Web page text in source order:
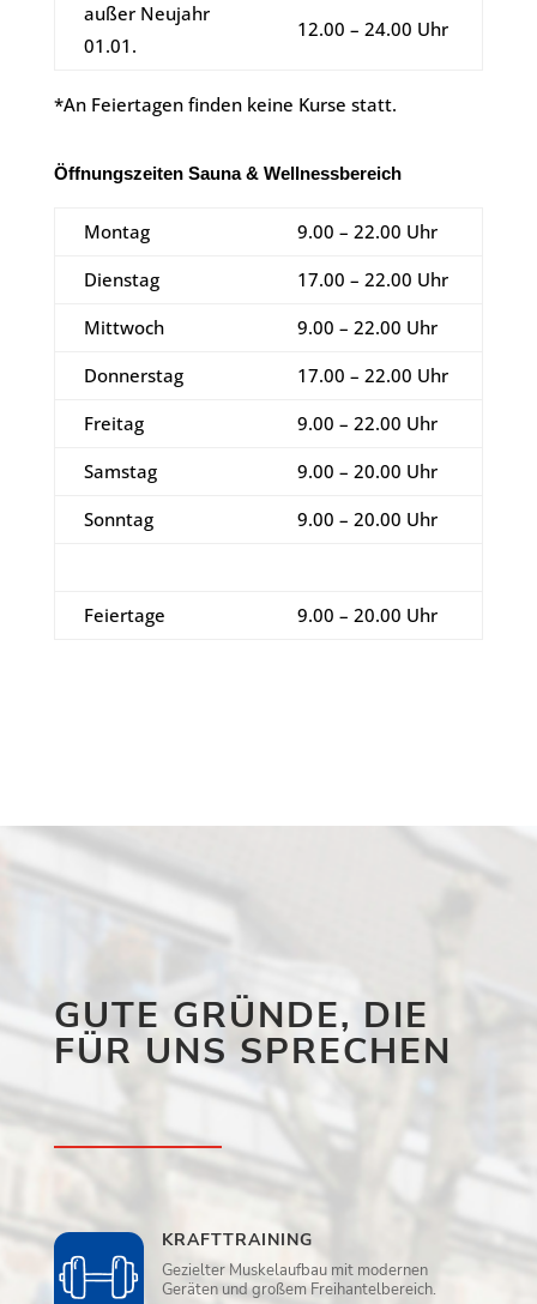
außer Neujahr
01.01.
12.00 – 24.00 Uhr
*An Feiertagen finden keine Kurse statt.
Öffnungszeiten Sauna & Wellnessbereich
Montag
9.00 – 22.00 Uhr
Dienstag
17.00 – 22.00 Uhr
Mittwoch
9.00 – 22.00 Uhr
Donnerstag
17.00 – 22.00 Uhr
Freitag
9.00 – 22.00 Uhr
Samstag
9.00 – 20.00 Uhr
Sonntag
9.00 – 20.00 Uhr
Feiertage 9.00 – 20.00 Uhr
GUTE GRÜNDE, DIE
FÜR UNS SPRECHEN
KRAFTTRAINING
Gezielter Muskelaufbau mit modernen
Geräten und großem Freihantelbereich.